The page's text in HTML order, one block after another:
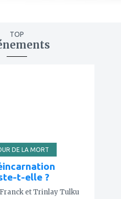
TOP
DE LA MORT
t-elle ?
Franck et Trinlay Tulku